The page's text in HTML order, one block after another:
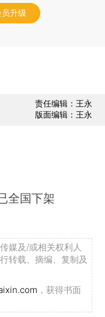
升级
责任编辑：王永
版面编辑：王永
全国下架
媒及/或相关权利人
转载、摘编、复制及
，获得书面